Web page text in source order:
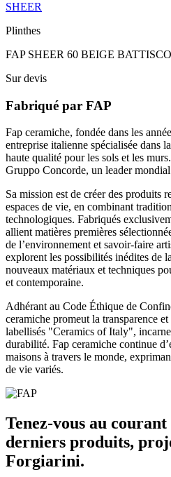
SHEER
Plinthes
FAP SHEER 60 BEIGE
Sur devis
Fabriqué par FAP
Fap ceramiche, fondée dans les
entreprise italienne spécialisée dans
haute qualité pour les sols et les
Gruppo Concorde, un leader
Sa mission est de créer des produits
espaces de vie, en combinant
technologiques. Fabriqués
allient matières premières
de l’environnement et savoir-faire
explorent les possibilités inédites de
nouveaux matériaux et techniques
et contemporaine.
Adhérant au Code Éthique de
ceramiche promeut la transparence
labellisés "Ceramics of Italy",
durabilité. Fap ceramiche continue
maisons à travers le monde,
de vie variés.
Tenez-vous au courant
derniers produits,
Forgiarini.